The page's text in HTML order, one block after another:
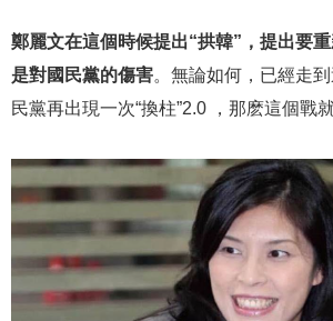
鄭麗文在這個時候提出“拱韓”，提出要重
是對國民黨的傷害。無論如何，已經走
民黨再出現一次“換柱”2.0 ，那麽這個戰